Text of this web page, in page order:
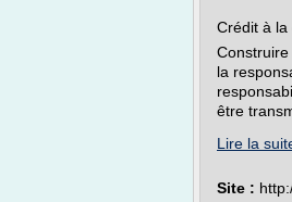
Crédit à la
la
être
Lire la
Site :